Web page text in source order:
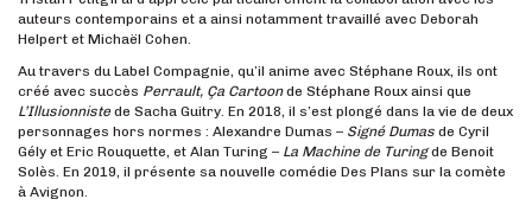
auteurs contemporains et a ainsi notamment travaillé avec Deborah
Helpert et Michaël Cohen.
Au travers du Label Compagnie, qu’il anime avec Stéphane Roux, ils ont
créé avec succès Perrault, Ça Cartoonde Stéphane Roux ainsi que
L’Illusionnistede Sacha Guitry. En 2018, il s’est plongé dans la vie de deux
personnages hors normes : Alexandre Dumas – Signé Dumas de Cyril
Gély et Eric Rouquette, et Alan Turing – La Machine de Turingde Benoit
Solès. En 2019, il présente sa nouvelle comédie Des Plans sur la comète
à Avignon.